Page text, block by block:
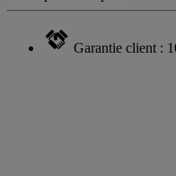
Description complète